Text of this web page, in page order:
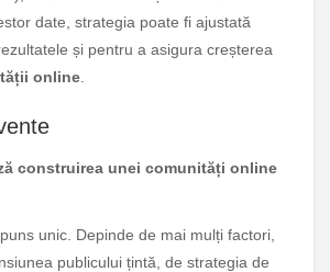
date, strategia poate fi ajustată
și pentru a asigura creșterea
online
construirea unei comunități online
unic. Depinde de mai mulți factori,
publicului țintă, de strategia de